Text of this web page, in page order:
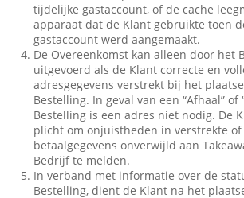
tijdelijke gastaccount, of de cache
apparaat dat de Klant gebruikte toen
gastaccount werd aangemaakt.
De Overeenkomst kan alleen door het
uitgevoerd als de Klant correcte en
adresgegevens verstrekt bij het
Bestelling. In geval van een “Afhaal” of
Bestelling is een adres niet nodig. De
plicht om onjuistheden in verstrekte of
betaalgegevens onverwijld aan
Bedrijf te melden.
In verband met informatie over de
Bestelling, dient de Klant na het